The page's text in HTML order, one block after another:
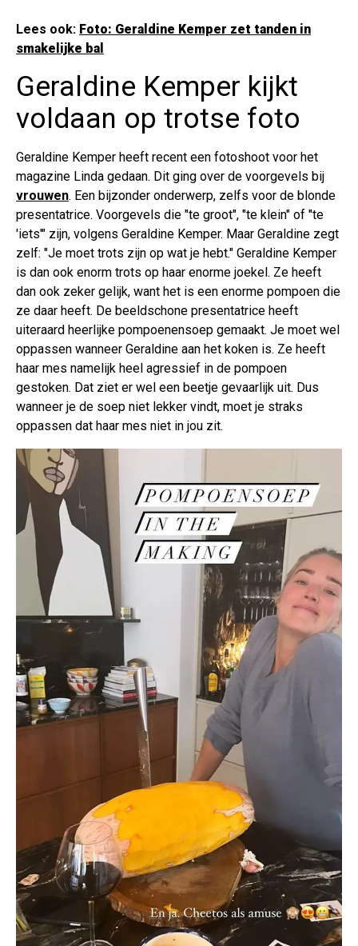
Lees ook: Foto: Geraldine Kemper zet tanden in
smakelijke bal
Geraldine Kemper kijkt
voldaan op trotse foto
Geraldine Kemper heeft recent een fotoshoot voor het
magazine Linda gedaan. Dit ging over de voorgevels bij
vrouwen. Een bijzonder onderwerp, zelfs voor de blonde
presentatrice. Voorgevels die "te groot", "te klein" of "te
'iets'" zijn, volgens Geraldine Kemper. Maar Geraldine zegt
zelf: "Je moet trots zijn op wat je hebt." Geraldine Kemper
is dan ook enorm trots op haar enorme joekel. Ze heeft
dan ook zeker gelijk, want het is een enorme pompoen die
ze daar heeft. De beeldschone presentatrice heeft
uiteraard heerlijke pompoenensoep gemaakt. Je moet wel
oppassen wanneer Geraldine aan het koken is. Ze heeft
haar mes namelijk heel agressief in de pompoen
gestoken. Dat ziet er wel een beetje gevaarlijk uit. Dus
wanneer je de soep niet lekker vindt, moet je straks
oppassen dat haar mes niet in jou zit.